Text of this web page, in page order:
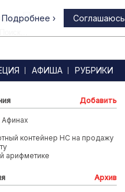
АФИША РУБРИКИ
Добавить
Афинах
контейнер HC на продажу
арифметике
Архив
Подробнее › Соглашаюсь